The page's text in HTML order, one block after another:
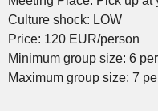
Culture shock: LOW
Price: 120 EUR/person
Minimum group size: 6
Maximum group size: 7